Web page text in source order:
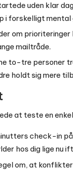
uden klar
i forskelligt mental
om
mailtråde.
to-tre personer
holdt sig mere
at teste en
check-in
hos dig lige nu
om, at